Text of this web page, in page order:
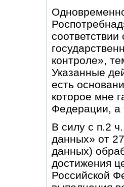
контроле»,
Указанные
есть
которое мне
Федерации, а
В силу с п.2
данных» от
данных)
достижения
Российской